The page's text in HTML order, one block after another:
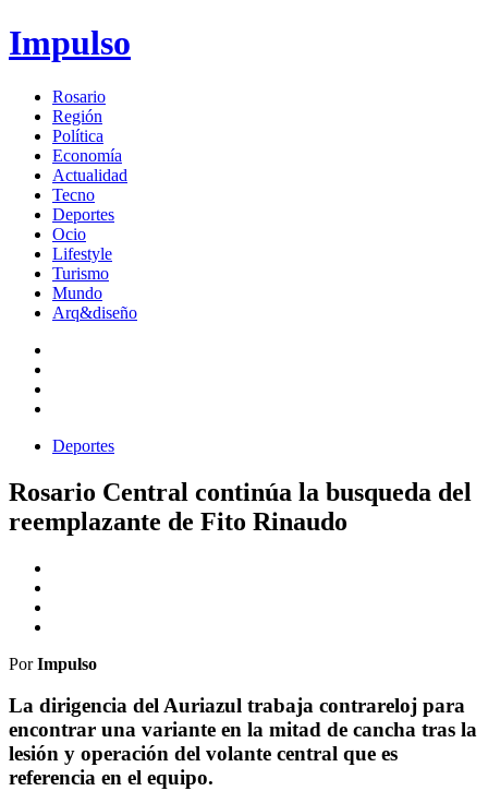
Impulso
Rosario
Región
Política
Economía
Actualidad
Tecno
Deportes
Ocio
Lifestyle
Turismo
Mundo
Arq&diseño
Deportes
Rosario Central continúa la busqueda del
reemplazante de Fito Rinaudo
PorImpulso
La dirigencia del Auriazul trabaja contrareloj para
encontrar una variante en la mitad de cancha tras la
lesión y operación del volante central que es
referencia en el equipo.